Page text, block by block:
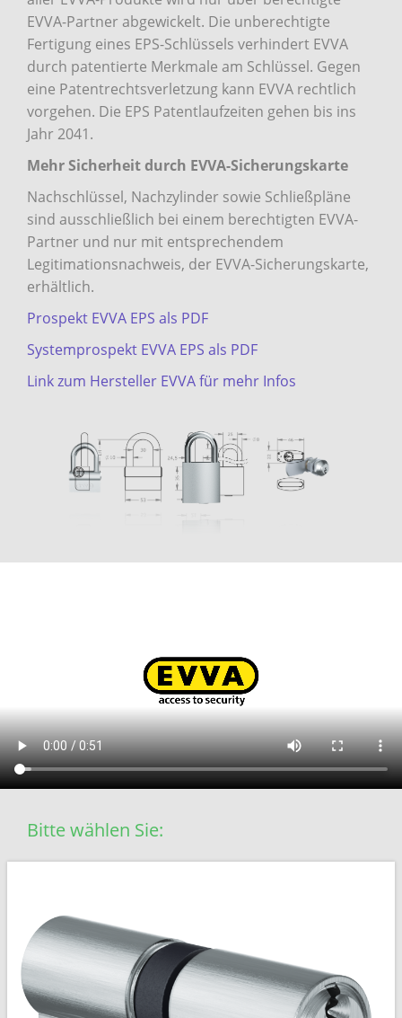
EVVA-Partner abgewickelt. Die unberechtigte
Fertigung eines EPS-Schlüssels verhindert EVVA
durch patentierte Merkmale am Schlüssel. Gegen
eine Patentrechtsverletzung kann EVVA rechtlich
vorgehen. Die EPS Patentlaufzeiten gehen bis ins
Jahr 2041.
Mehr Sicherheit durch EVVA-Sicherungskarte
Nachschlüssel, Nachzylinder sowie Schließpläne
sind ausschließlich bei einem berechtigten EVVA-
Partner und nur mit entsprechendem
Legitimationsnachweis, der EVVA-Sicherungskarte,
erhältlich.
Prospekt EVVA EPS als PDF
Systemprospekt EVVA EPS als PDF
Link zum Hersteller EVVA für mehr Infos
Bitte wählen Sie: